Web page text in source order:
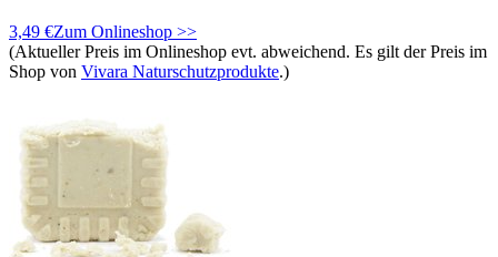
3,49 €Zum Onlineshop >>
(Aktueller Preis im Onlineshop evt. abweichend. Es gilt der Preis im
Shop von Vivara Naturschutzprodukte.)